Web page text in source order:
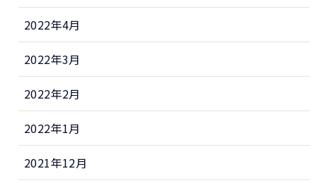
2022年4月
2022年3月
2022年2月
2022年1月
2021年12月